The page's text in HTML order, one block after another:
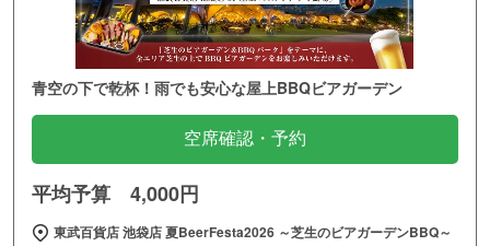
青空の下で乾杯！雨でも安心な屋上BBQビアガーデン
空席確認・予約
平均予算 4,000円
東武百貨店 池袋店 夏BeerFesta2026 ～芝生のビアガーデンBBQ～